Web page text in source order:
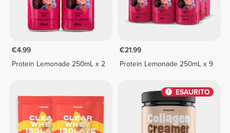
€4.99
Protein Lemonade 250mL x 2
€21.99
Protein Lemonade 250mL x 9
ESAURITO